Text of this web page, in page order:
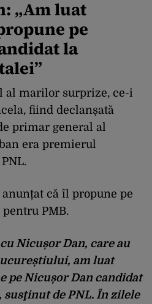
„Am luat
pe
la
al marilor surprize, ce-i
fiind declanșată
primar general al
era premierul
că îl propune pe
PMB.
Nicușor Dan, care au
am luat
pe Nicușor Dan candidat
de PNL. În zilele